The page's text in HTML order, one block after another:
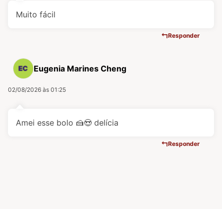
Muito fácil
Responder
Eugenia Marines Cheng
02/08/2026 às 01:25
Amei esse bolo 🍰😍 delícia
Responder